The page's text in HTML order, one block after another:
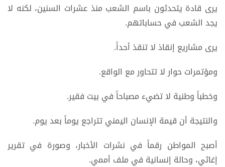
يرى قادة يتحدثون باسم الشعب منذ عشرات السنين، لكنه لا
يجد الشعب في حساباتهم.
يرى مشاريع إنقاذ لا تنقذ أحداً.
ومؤتمرات حوار لا تتحاور مع الواقع.
وخطباً وطنية لا تضيء مصباحاً في بيت فقير.
والنتيجة أن قيمة الإنسان اليمني تتراجع يوماً بعد يوم.
أصبح المواطن رقماً في نشرات الأخبار، وصورة في تقرير
إغاثي، وحالة إنسانية في ملف أممي.